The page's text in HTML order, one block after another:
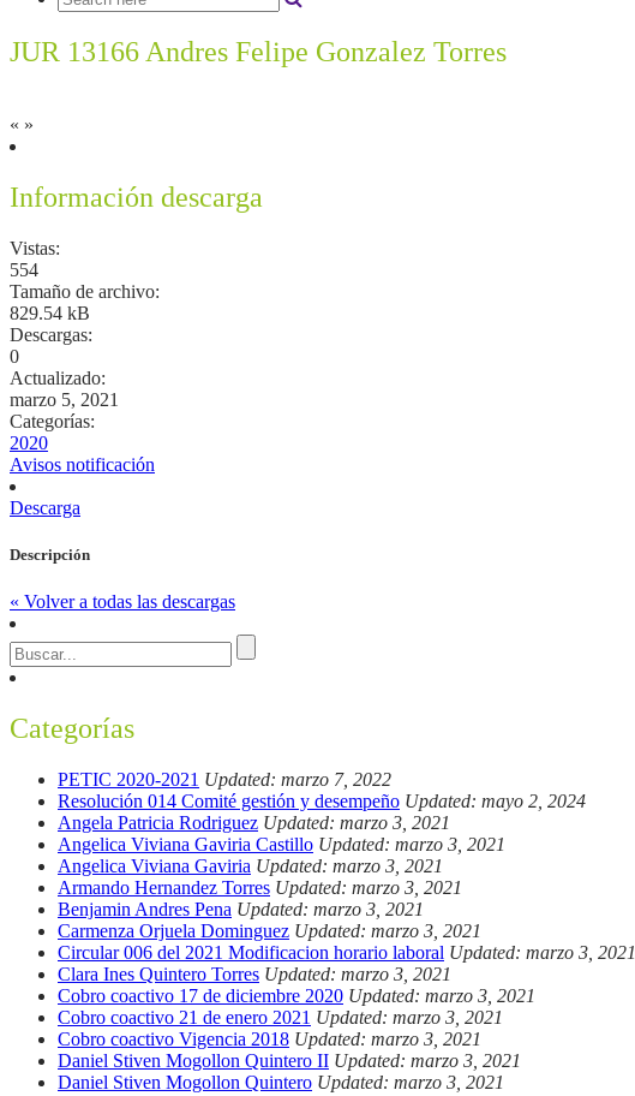
JUR 13166 Andres Felipe Gonzalez Torres
« »
Información descarga
Vistas:
554
Tamaño de archivo:
829.54 kB
Descargas:
0
Actualizado:
marzo 5, 2021
Categorías:
2020
Avisos notificación
Descarga
Descripción
« Volver a todas las descargas
Categorías
PETIC 2020-2021 Updated: marzo 7, 2022
Resolución 014 Comité gestión y desempeño Updated: mayo 2, 2024
Angela Patricia Rodriguez Updated: marzo 3, 2021
Angelica Viviana Gaviria Castillo Updated: marzo 3, 2021
Angelica Viviana Gaviria Updated: marzo 3, 2021
Armando Hernandez Torres Updated: marzo 3, 2021
Benjamin Andres Pena Updated: marzo 3, 2021
Carmenza Orjuela Dominguez Updated: marzo 3, 2021
Circular 006 del 2021 Modificacion horario laboral Updated: marzo 3, 2021
Clara Ines Quintero Torres Updated: marzo 3, 2021
Cobro coactivo 17 de diciembre 2020 Updated: marzo 3, 2021
Cobro coactivo 21 de enero 2021 Updated: marzo 3, 2021
Cobro coactivo Vigencia 2018 Updated: marzo 3, 2021
Daniel Stiven Mogollon Quintero II Updated: marzo 3, 2021
Daniel Stiven Mogollon Quintero Updated: marzo 3, 2021